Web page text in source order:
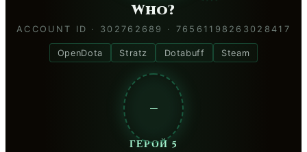
Who?
ACCOUNT ID · 302762689 · 76561198263028417
OpenDota Stratz Dotabuff Steam
—
ГЕРОЙ 5